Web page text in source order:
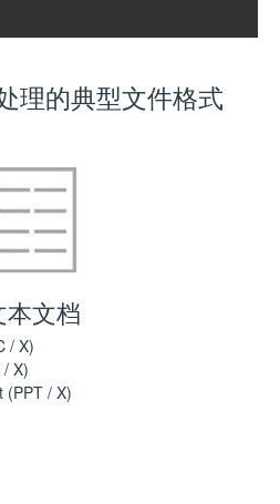
理的典型文件格式
本文档
/ X)
X)
(PPT / X)